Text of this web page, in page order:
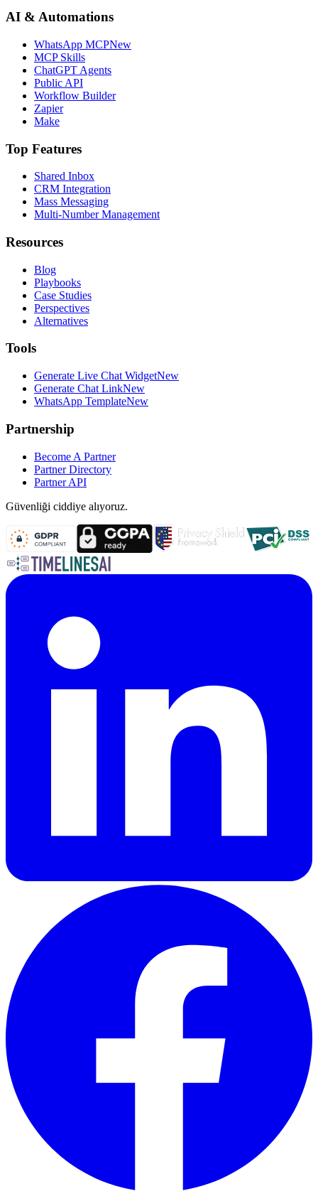
AI & Automations
WhatsApp MCPNew
MCP Skills
ChatGPT Agents
Public API
Workflow Builder
Zapier
Make
Top Features
Shared Inbox
CRM Integration
Mass Messaging
Multi-Number Management
Resources
Blog
Playbooks
Case Studies
Perspectives
Alternatives
Tools
Generate Live Chat WidgetNew
Generate Chat LinkNew
WhatsApp TemplateNew
Partnership
Become A Partner
Partner Directory
Partner API
Güvenliği ciddiye alıyoruz.